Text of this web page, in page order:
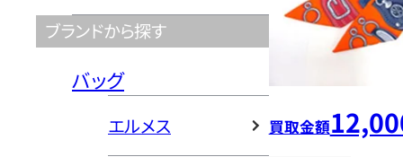
ブランドから探す
バッグ
エルメス 買取金額